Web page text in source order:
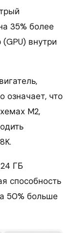
35% более
внутри
означает, что
M2,
ГБ
способность
50% больше